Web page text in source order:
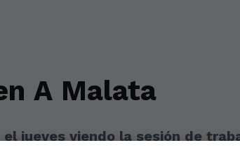
A Malata
jueves viendo la sesión de